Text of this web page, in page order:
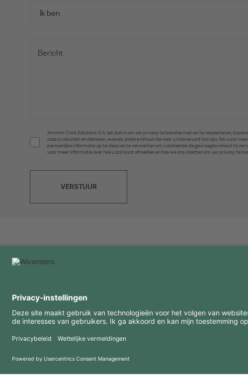
Amorim Cork Solutions S.A. zet zich in om uw privacy te beschermen en te respecteren,
onze producten en diensten, evenals andere inhoud die voor u interessant kan zijn. Als u ons
persoonlijke informatie op te slaan en te verwerken om u zodoende de gevraagde inhoud te
voor meer informatie over hoe u zich kunt afmelden en hoe we ons inzetten om uw privacy te
VERSTUUR
FAQ
Gebruiksvoorwaarden
Privacybeleid
Downloads
Copyright 2026 © Amorim Cork Solutions. All rights reserved.